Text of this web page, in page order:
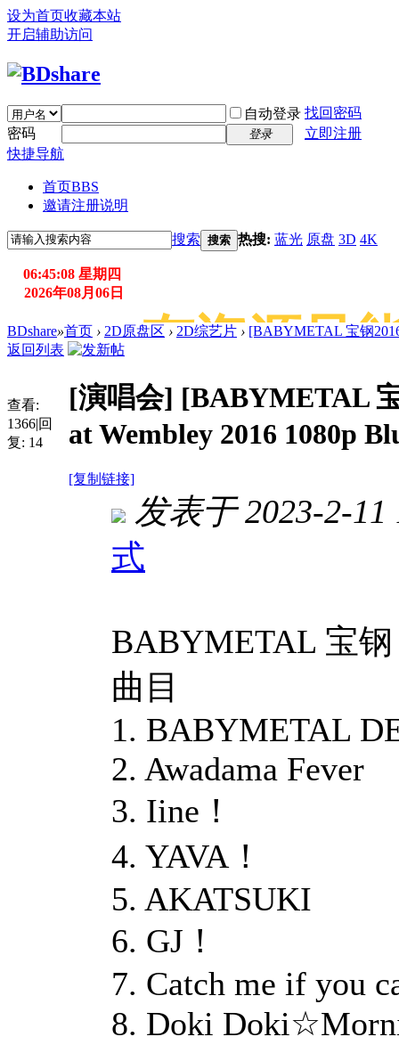
设为首页收藏本站
开启辅助访问
自动登录 找回密码
密码
登录
立即注册
快捷导航
首页BBS
邀请注册说明
搜索 搜索 热搜: 蓝光 原盘 3D 4K
06:45:09 星期四
2026年08月06日
所有资源只能
BDshare»首页 › 2D原盘区 › 2D综艺片 › [BABYMETAL 宝钢
返回列表
查看:
1366|回
复: 14
[演唱会] [BABYMETAL
at Wembley 2016 1080p
[复制链接]
发表于 2023-2-11
式
BABYMETAL 宝钢
曲目
1. BABYMETAL
2. Awadama Fever
3. Iine！
4. YAVA！
5. AKATSUKI
6. GJ！
7. Catch me if you
8. Doki